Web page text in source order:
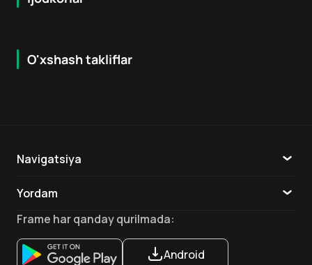
O'xshash takliflar
18 + 4.8
Navigatsiya
Yordam
Aloqa
Ilovalar
Frame har qanday qurilmada:
Android